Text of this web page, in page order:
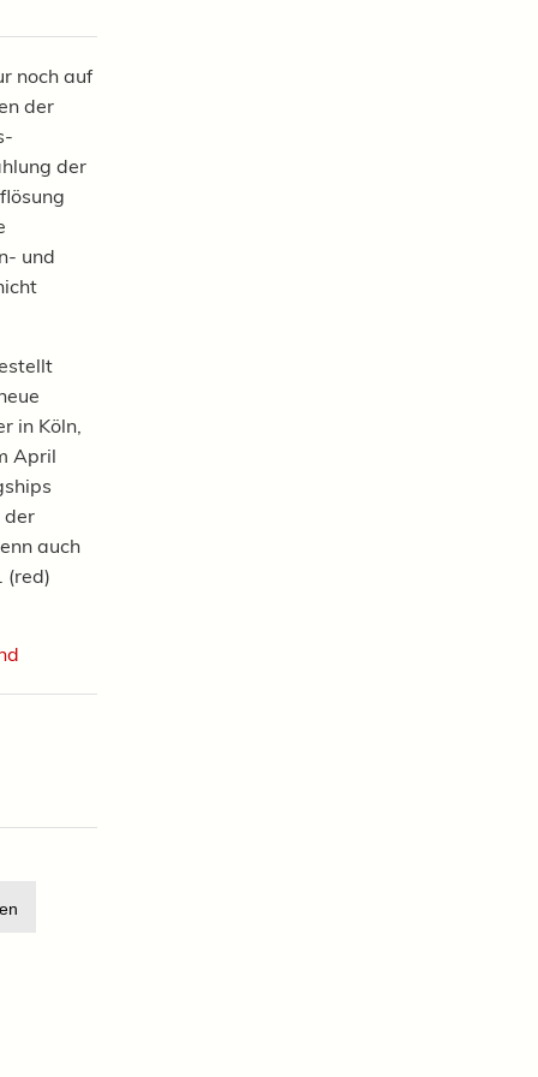
noch auf
der
der
und
in Köln,
April
der
auch
(red)